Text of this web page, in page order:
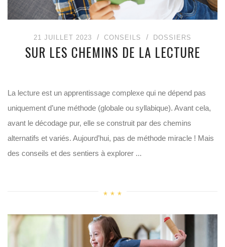
21 JUILLET 2023 CONSEILS DOSSIERS
SUR LES CHEMINS DE LA LECTURE
La lecture est un apprentissage complexe qui ne dépend pas
uniquement d’une méthode (globale ou syllabique). Avant cela,
avant le décodage pur, elle se construit par des chemins
alternatifs et variés. Aujourd’hui, pas de méthode miracle ! Mais
des conseils et des sentiers à explorer ...